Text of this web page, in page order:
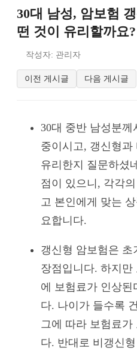
30대 남성, 암보험
떤 것이 유리할까요?
작성자: 관리자
이전 게시글 다음 게시글
30대 중반 남성분께
중이시고, 갱신형과
유리한지 질문하셨
점이 있으니, 각각
고 본인에게 맞는
요합니다.
갱신형 암보험은 초
장점입니다. 하지만
에 보험료가 인상된
다. 나이가 들수록
그에 따라 보험료
다. 반대로 비갱신